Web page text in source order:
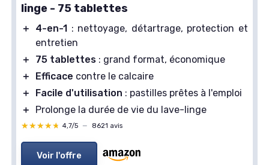
linge - 75 tablettes
＋ 4-en-1 : nettoyage, détartrage, protection et
entretien
＋
75 tablettes : grand format, économique
＋
Efficace contre le calcaire
＋
Facile d'utilisation : pastilles prêtes à l'emploi
＋
Prolonge la durée de vie du lave-linge
★★★★★
★★★★★ 4,7/5 — 8621 avis
Voir l'offre